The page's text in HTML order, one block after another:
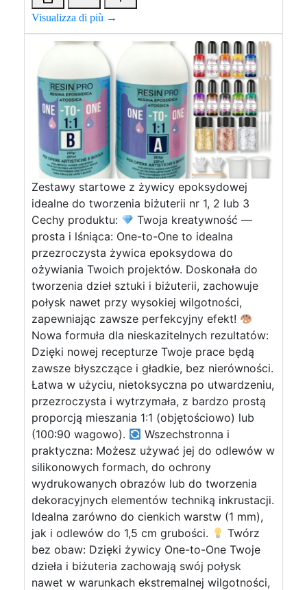
Visualizza di più →
Zestawy startowe z żywicy epoksydowej
idealne do tworzenia biżuterii nr 1, 2 lub 3
Cechy produktu:
Twoja kreatywność —
prosta i lśniąca: One-to-One to idealna
przezroczysta żywica epoksydowa do
ożywiania Twoich projektów. Doskonała do
tworzenia dzieł sztuki i biżuterii, zachowuje
połysk nawet przy wysokiej wilgotności,
zapewniając zawsze perfekcyjny efekt!
Nowa formuła dla nieskazitelnych rezultatów:
Dzięki nowej recepturze Twoje prace będą
zawsze błyszczące i gładkie, bez nierówności.
Łatwa w użyciu, nietoksyczna po utwardzeniu,
przezroczysta i wytrzymała, z bardzo prostą
proporcją mieszania 1:1 (objętościowo) lub
(100:90 wagowo).
Wszechstronna i
praktyczna: Możesz używać jej do odlewów w
silikonowych formach, do ochrony
wydrukowanych obrazów lub do tworzenia
dekoracyjnych elementów techniką inkrustacji.
Idealna zarówno do cienkich warstw (1 mm),
jak i odlewów do 1,5 cm grubości.
Twórz
bez obaw: Dzięki żywicy One-to-One Twoje
dzieła i biżuteria zachowają swój połysk
nawet w warunkach ekstremalnej wilgotności,